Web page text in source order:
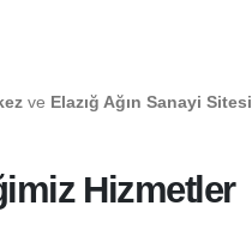
ve Elazığ Ağın Sanayi Sitesi
Hizmetler